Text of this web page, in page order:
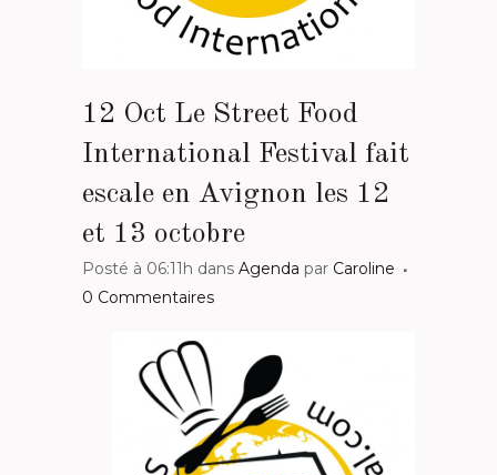
12 Oct Le Street Food
International Festival fait
escale en Avignon les 12
et 13 octobre
Posté à 06:11h dans Agenda par Caroline
0 Commentaires